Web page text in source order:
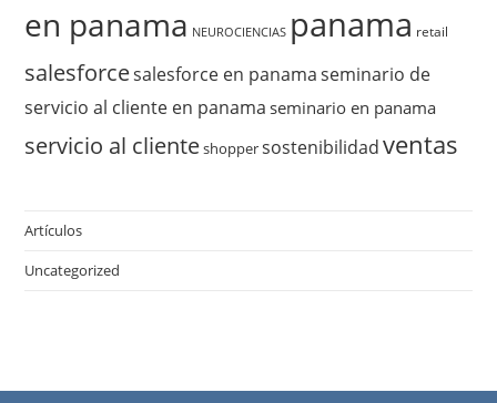
en panama NEUROCIENCIAS panama retail
salesforcesalesforce en panama seminario de
servicio al cliente en panama seminario en panama
servicio al clienteshoppersostenibilidad ventas
Artículos
Uncategorized